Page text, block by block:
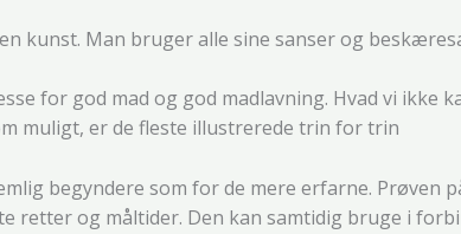
kunst. Man bruger alle sine sanser og
for god mad og god madlavning. Hvad vi ikke
muligt, er de fleste illustrerede trin for trin
begyndere som for de mere erfarne. Prøven
og måltider. Den kan samtidig bruge i